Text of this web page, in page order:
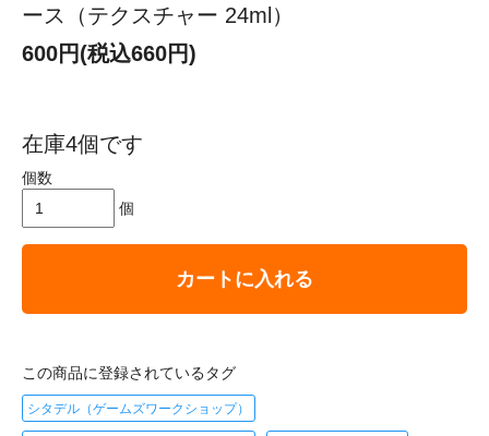
ース（テクスチャー 24ml）
600円(税込660円)
在庫4個です
個数
個
カートに入れる
この商品に登録されているタグ
シタデル（ゲームズワークショップ）